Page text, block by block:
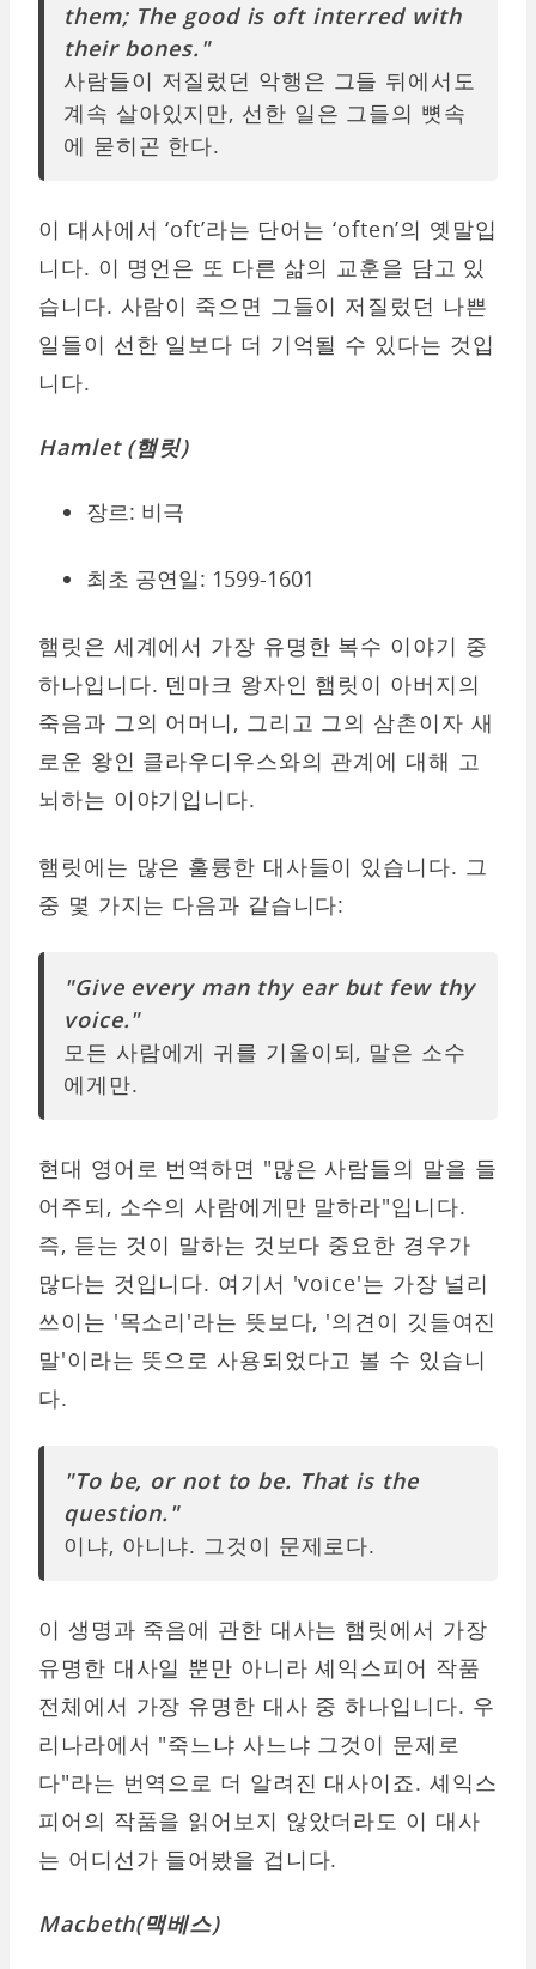
them; The good is oft interred with
their bones."
사람들이 저질렀던 악행은 그들 뒤에서도
계속 살아있지만, 선한 일은 그들의 뼛속
에 묻히곤 한다.
이 대사에서 ‘oft’라는 단어는 ‘often’의 옛말입
니다. 이 명언은 또 다른 삶의 교훈을 담고 있
습니다. 사람이 죽으면 그들이 저질렀던 나쁜
일들이 선한 일보다 더 기억될 수 있다는 것입
니다.
Hamlet (햄릿)
장르: 비극
최초 공연일: 1599-1601
햄릿은 세계에서 가장 유명한 복수 이야기 중
하나입니다. 덴마크 왕자인 햄릿이 아버지의
죽음과 그의 어머니, 그리고 그의 삼촌이자 새
로운 왕인 클라우디우스와의 관계에 대해 고
뇌하는 이야기입니다.
햄릿에는 많은 훌륭한 대사들이 있습니다. 그
중 몇 가지는 다음과 같습니다:
"Give every man thy ear but few thy
voice."
모든 사람에게 귀를 기울이되, 말은 소수
에게만.
현대 영어로 번역하면 "많은 사람들의 말을 들
어주되, 소수의 사람에게만 말하라"입니다.
즉, 듣는 것이 말하는 것보다 중요한 경우가
많다는 것입니다. 여기서 'voice'는 가장 널리
쓰이는 '목소리'라는 뜻보다, '의견이 깃들여진
말'이라는 뜻으로 사용되었다고 볼 수 있습니
다.
"To be, or not to be. That is the
question."
이냐, 아니냐. 그것이 문제로다.
이 생명과 죽음에 관한 대사는 햄릿에서 가장
유명한 대사일 뿐만 아니라 셰익스피어 작품
전체에서 가장 유명한 대사 중 하나입니다. 우
리나라에서 "죽느냐 사느냐 그것이 문제로
다"라는 번역으로 더 알려진 대사이죠. 셰익스
피어의 작품을 읽어보지 않았더라도 이 대사
는 어디선가 들어봤을 겁니다.
Macbeth(맥베스)